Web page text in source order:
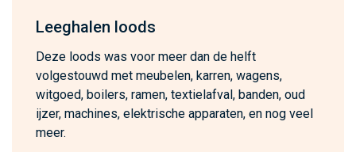
Leeghalen loods
Deze loods was voor meer dan de helft
volgestouwd met meubelen, karren, wagens,
witgoed, boilers, ramen, textielafval, banden, oud
ijzer, machines, elektrische apparaten, en nog veel
meer.